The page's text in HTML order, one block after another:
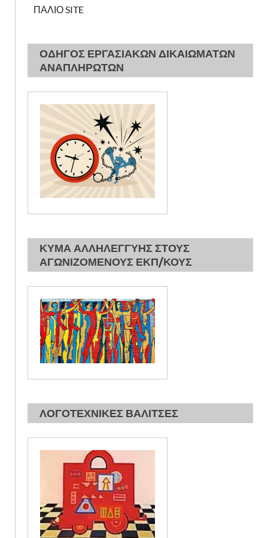
ΠΑΛΙΟ SITE
ΟΔΗΓΟΣ ΕΡΓΑΣΙΑΚΩΝ ΔΙΚΑΙΩΜΑΤΩΝ
ΑΝΑΠΛΗΡΩΤΩΝ
ΚΥΜΑ ΑΛΛΗΛΕΓΓΥΗΣ ΣΤΟΥΣ
ΑΓΩΝΙΖΟΜΕΝΟΥΣ ΕΚΠ/ΚΟΥΣ
ΛΟΓΟΤΕΧΝΙΚΕΣ ΒΑΛΙΤΣΕΣ